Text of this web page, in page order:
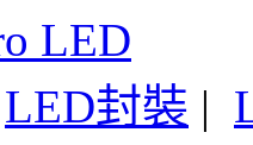
LED
LED封裝 |